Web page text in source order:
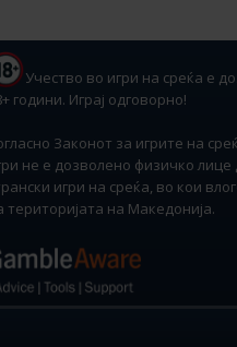
Учество во игри на среќа е
години. Играј одговорно!
Законот за игрите на
не е дозволено физичко лице
игри на среќа, во кои
територијата на Македонија.